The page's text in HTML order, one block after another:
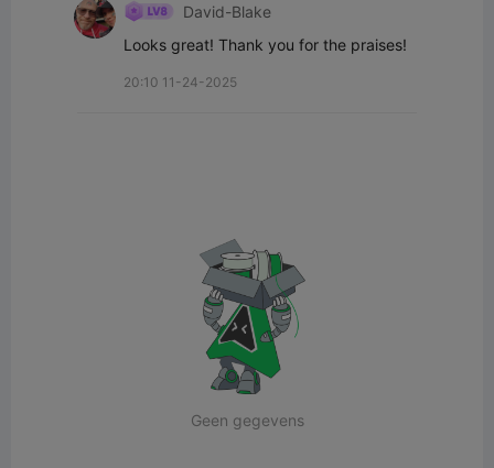
David-Blake
Looks great! Thank you for the praises!
20:10 11-24-2025
Geen gegevens